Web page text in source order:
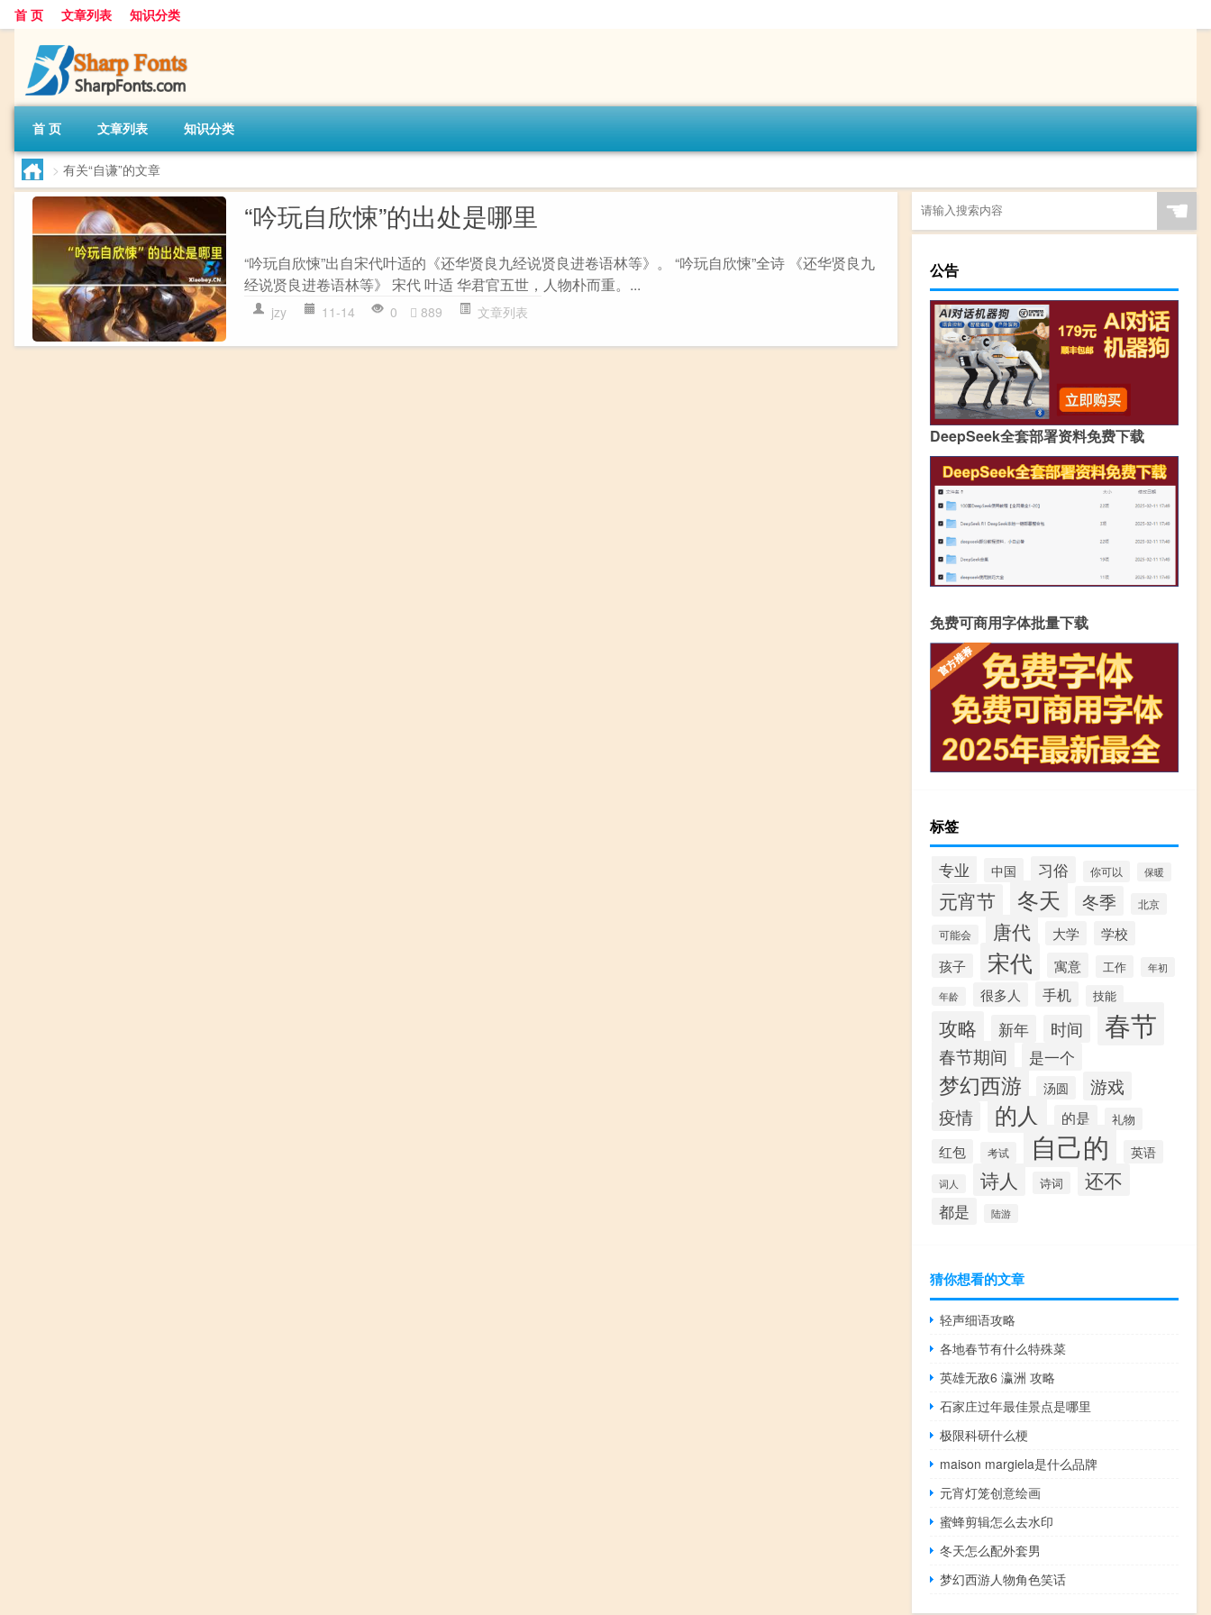
首 页 文章列表 知识分类
首 页 文章列表 知识分类
> 有关“自谦”的文章
“吟玩自欣悚”的出处是哪里
“吟玩自欣悚”出自宋代叶适的《还华贤良九经说贤良进卷语林等》。 “吟玩自欣悚”全诗 《还华贤良九
经说贤良进卷语林等》 宋代 叶适 华君官五世，人物朴而重。...
jzy 11-14 0 889 文章列表
☚
公告
DeepSeek全套部署资料免费下载
免费可商用字体批量下载
标签
专业 中国 习俗 你可以 保暖
元宵节 冬天 冬季 北京
可能会 唐代 大学
学校
孩子
宋代 寓意 工作 年初
年龄 很多人 手机 技能
攻略 新年 时间 春节
春节期间 是一个
梦幻西游 汤圆 游戏
疫情 的人 的是 礼物
红包 考试 自己的 英语
词人 诗人 诗词 还不
都是 陆游
猜你想看的文章
轻声细语攻略
各地春节有什么特殊菜
英雄无敌6 瀛洲 攻略
石家庄过年最佳景点是哪里
极限科研什么梗
maison margiela是什么品牌
元宵灯笼创意绘画
蜜蜂剪辑怎么去水印
冬天怎么配外套男
梦幻西游人物角色笑话